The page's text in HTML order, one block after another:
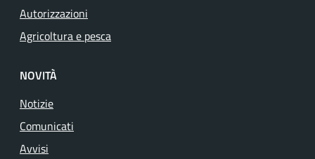
Autorizzazioni
Agricoltura e pesca
NOVITÀ
Notizie
Comunicati
Avvisi